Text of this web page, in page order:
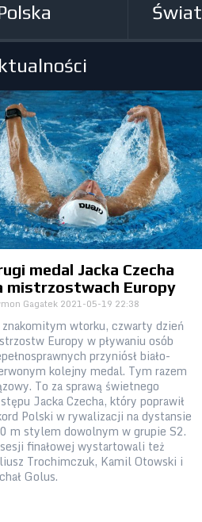
Świat
medal Jacka Czecha
mistrzostwach Europy
Gagatek 2021-05-19 22:38
znakomitym wtorku, czwarty dzień
Europy w pływaniu osób
przyniósł biało-
kolejny medal. Tym razem
To za sprawą świetnego
Jacka Czecha, który poprawił
Polski w rywalizacji na dystansie
m stylem dowolnym w grupie S2.
finałowej wystartowali też
Trochimczuk, Kamil Otowski i
Golus.